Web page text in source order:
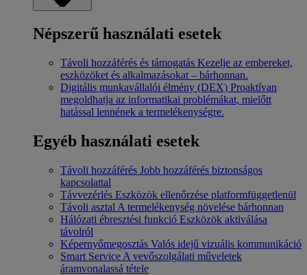
Népszerű használati esetek
Távoli hozzáférés és támogatás Kezelje az embereket,
eszközöket és alkalmazásokat – bárhonnan.
Digitális munkavállalói élmény (DEX) Proaktívan
megoldhatja az informatikai problémákat, mielőtt
hatással lennének a termelékenységre.
Egyéb használati esetek
Távoli hozzáférés Jobb hozzáférés biztonságos
kapcsolattal
Távvezérlés Eszközök ellenőrzése platformfüggetlenül
Távoli asztal A termelékenység növelése bárhonnan
Hálózati ébresztési funkció Eszközök aktiválása
távolról
Képernyőmegosztás Valós idejű vizuális kommunikáció
Smart Service A vevőszolgálati műveletek
áramvonalassá tétele